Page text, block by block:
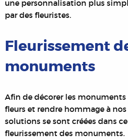
une personnalisation plus
par des fleuristes.
Fleurissement
monuments
Afin de décorer les monuments
fleurs et rendre hommage à
solutions se sont créées dans
fleurissement des monuments.